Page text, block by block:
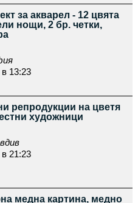
за акварел - 12 цвята
нощи, 2 бр. четки,
13:23
репродукции на цветя
художници
21:23
медна картина, медно